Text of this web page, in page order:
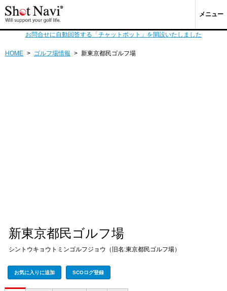
メニュー
お問合せに自動回答する「チャットボット」を開設いたしました
HOME > ゴルフ場情報 > 新東京都民ゴルフ場
新東京都民ゴルフ場
シントウキョウトミンゴルフジョウ（旧名:東京都民ゴルフ場）
お気に入りに追加 SCOログ登録